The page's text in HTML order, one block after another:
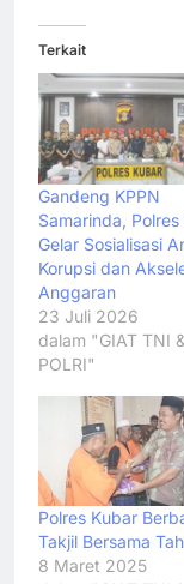
Terkait
Gandeng KPPN
Samarinda,
Gelar Sosialisasi
Korupsi dan
Anggaran
23 Juli 2026
dalam "GIAT TNI &
POLRI"
Polres Kubar
Takjil Bersama
8 Maret 2025